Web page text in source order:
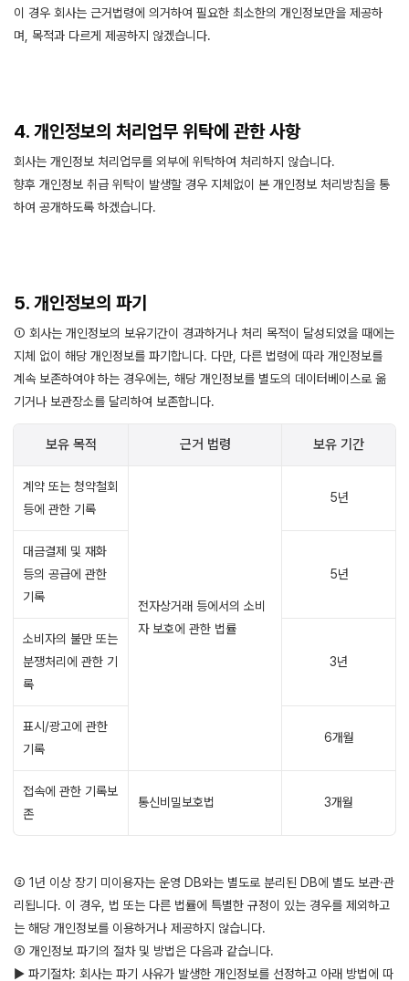
이 경우 회사는 근거법령에 의거하여 필요한 최소한의 개인정보만을 제공하
며, 목적과 다르게 제공하지 않겠습니다.
4. 개인정보의 처리업무 위탁에 관한 사항
회사는 개인정보 처리업무를 외부에 위탁하여 처리하지 않습니다.
향후 개인정보 취급 위탁이 발생할 경우 지체없이 본 개인정보 처리방침을 통
하여 공개하도록 하겠습니다.
5. 개인정보의 파기
① 회사는 개인정보의 보유기간이 경과하거나 처리 목적이 달성되었을 때에는
지체 없이 해당 개인정보를 파기합니다. 다만, 다른 법령에 따라 개인정보를
계속 보존하여야 하는 경우에는, 해당 개인정보를 별도의 데이터베이스로 옮
기거나 보관장소를 달리하여 보존합니다.
보유 목적 근거 법령 보유 기간
계약 또는 청약철회
등에 관한 기록
전자상거래 등에서의 소비
자 보호에 관한 법률
5년
대금결제 및 재화
등의 공급에 관한
기록
5년
소비자의 불만 또는
분쟁처리에 관한 기
록
3년
표시/광고에 관한
기록
6개월
접속에 관한 기록보
존
통신비밀보호법 3개월
② 1년 이상 장기 미이용자는 운영 DB와는 별도로 분리된 DB에 별도 보관·관
리됩니다. 이 경우, 법 또는 다른 법률에 특별한 규정이 있는 경우를 제외하고
는 해당 개인정보를 이용하거나 제공하지 않습니다.
③ 개인정보 파기의 절차 및 방법은 다음과 같습니다.
▶ 파기절차: 회사는 파기 사유가 발생한 개인정보를 선정하고 아래 방법에 따